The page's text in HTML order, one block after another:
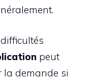
peut
demande si